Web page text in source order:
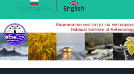
Български English